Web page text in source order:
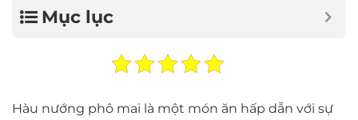
Mục lục
Hàu nướng phô mai là một món ăn hấp dẫn với sự